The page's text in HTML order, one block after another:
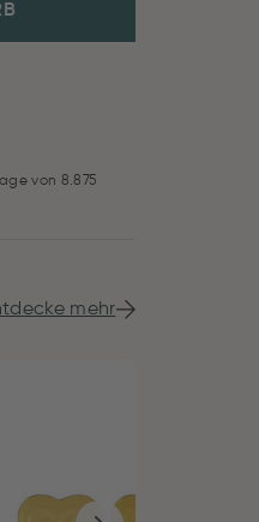
von 8.875
mehr